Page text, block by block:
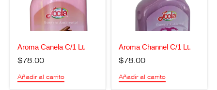
Aroma Canela C/1 Lt.
$78.00
Añadir al carrito
Aroma Channel C/1 Lt.
$78.00
Añadir al carrito